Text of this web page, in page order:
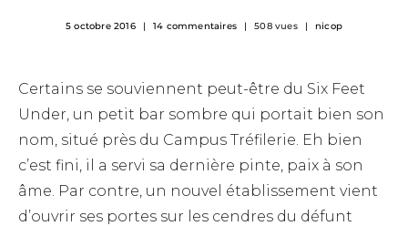
5 octobre 2016 14 commentaires 508 vues nicop
Certains se souviennent peut-être du Six Feet
Under, un petit bar sombre qui portait bien son
nom, situé près du Campus Tréfilerie. Eh bien
c’est fini, il a servi sa dernière pinte, paix à son
âme. Par contre, un nouvel établissement vient
d’ouvrir ses portes sur les cendres du défunt